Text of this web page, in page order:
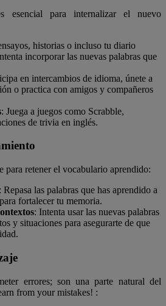
esencial para internalizar el nuevo
historias o incluso tu diario
incorporar las nuevas palabras que
en intercambios de idioma, únete a
o practica con amigos y compañeros
: Juega a juegos como Scrabble,
de trivia en inglés.
para retener el vocabulario aprendido:
: Repasa las palabras que has aprendido a
fortalecer tu memoria.
: Intenta usar las nuevas palabras
y situaciones para asegurarte de que
errores; son una parte natural del
from your mistakes! :